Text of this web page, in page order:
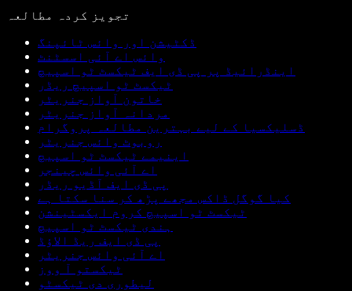
تجویز کردہ مطالعہ
ڈکٹیشن اور وائس ٹائپنگ
وائس اے آئی اسسٹنٹ
اینڈرائیڈ پر پی ڈی ایف ٹیکسٹ ٹو اسپیچ
ٹیکسٹ ٹو اسپیچ ریڈر
خاتون آواز جنریٹر
مردانہ آواز جنریٹر
ڈسلیکسیا کے لیے بہترین مطالعہ پروگرام
روبوٹ وائس جنریٹر
اینیمے ٹیکسٹ ٹو اسپیچ
اے آئی وائس چینجر
پی ڈی ایف آڈیو ریڈر
کیا گوگل ڈاکس مجھے پڑھ کر سنا سکتا ہے
ٹیکسٹ ٹو اسپیچ کروم ایکسٹینشن
ہندی ٹیکسٹ ٹو اسپیچ
پی ڈی ایف ریڈ الاؤڈ
اے آئی وائس جنریٹر
ٹیکستو آ ووز
لیطوری دی ٹیکسٹو